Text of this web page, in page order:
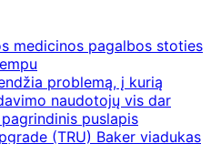
medicinos pagalbos stoties
problemą, į kurią
naudotojų vis dar
puslapis
(TRU) Baker viadukas